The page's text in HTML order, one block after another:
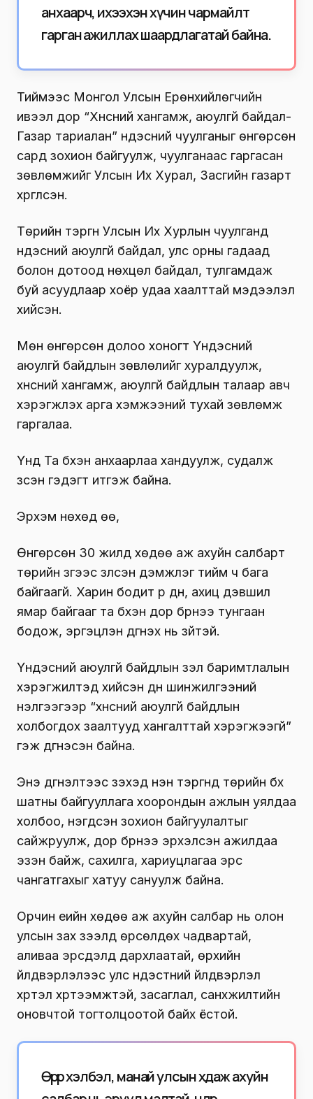
анхаарч, ихээхэн хүчин чармайлт
гарган ажиллах шаардлагатай байна.
Тиймээс Монгол Улсын Ерөнхийлөгчийн
ивээл дор “Хүнсний хангамж, аюулгүй байдал-
Газар тариалан” үндэсний чуулганыг өнгөрсөн
сард зохион байгуулж, чуулганаас гаргасан
зөвлөмжийг Улсын Их Хурал, Засгийн газарт
хүргүүлсэн.
Төрийн тэргүүн Улсын Их Хурлын чуулганд
үндэсний аюулгүй байдал, улс орны гадаад
болон дотоод нөхцөл байдал, тулгамдаж
буй асуудлаар хоёр удаа хаалттай мэдээлэл
хийсэн.
Мөн өнгөрсөн долоо хоногт Үндэсний
аюулгүй байдлын зөвлөлийг хуралдуулж,
хүнсний хангамж, аюулгүй байдлын талаар авч
хэрэгжүүлэх арга хэмжээний тухай зөвлөмж
гаргалаа.
Үүнд Та бүхэн анхаарлаа хандуулж, судалж
үзсэн гэдэгт итгэж байна.
Эрхэм нөхөд өө,
Өнгөрсөн 30 жилд хөдөө аж ахуйн салбарт
төрийн зүгээс үзүүлсэн дэмжлэг тийм ч бага
байгаагүй. Харин бодит үр дүн, ахиц дэвшил
ямар байгааг та бүхэн дор бүрнээ тунгаан
бодож, эргэцүүлэн дүгнэх нь зүйтэй.
Үндэсний аюулгүй байдлын үзэл баримтлалын
хэрэгжилтэд хийсэн дүн шинжилгээний
үнэлгээгээр “хүнсний аюулгүй байдлын
холбогдох заалтууд хангалттай хэрэгжээгүй”
гэж дүгнэсэн байна.
Энэ дүгнэлтээс үзэхэд нэн тэргүүнд төрийн бүх
шатны байгууллага хоорондын ажлын уялдаа
холбоо, нэгдсэн зохион байгуулалтыг
сайжруулж, дор бүрнээ эрхэлсэн ажилдаа
эзэн байж, сахилга, хариуцлагаа эрс
чангатгахыг хатуу сануулж байна.
Орчин үеийн хөдөө аж ахуйн салбар нь олон
улсын зах зээлд өрсөлдөх чадвартай,
аливаа эрсдэлд дархлаатай, өрхийн
үйлдвэрлэлээс улс үндэстний үйлдвэрлэл
хүртэл хүртээмжтэй, засаглал, санхүүжилтийн
оновчтой тогтолцоотой байх ёстой.
Өөрөөр хэлбэл, манай улсын хөдөө аж ахуйн